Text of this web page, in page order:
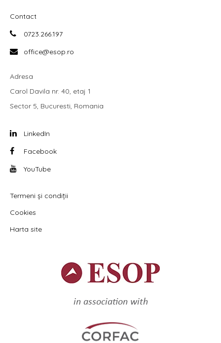
Contact
0723.266.197
office@esop.ro
Adresa
Carol Davila nr. 40, etaj 1
Sector 5, Bucuresti, Romania
LinkedIn
Facebook
YouTube
Termeni și condiții
Cookies
Harta site
in association with